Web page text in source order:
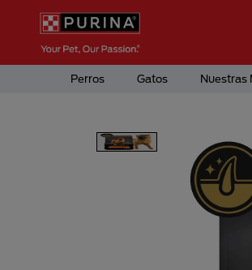
Pasar al contenido principal
Menú Secundario Purina
Menú Principal Purina
Perros Gatos Nuestras